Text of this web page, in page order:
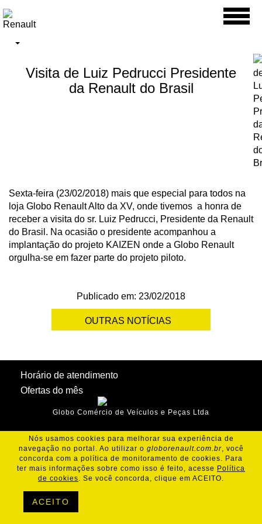
Visita de Luiz Pedrucci Presidente
da Renault do Brasil
Sexta-feira (23/02/2018) mais que especial para todos na
loja Globo Renault Alto da XV, onde tivemos a honra de
receber a visita do sr. Luiz Pedrucci, Presidente da Renault
do Brasil. Na ocasião o presidente acompanhou a
implantação do projeto KAIZEN onde a Globo Renault
orgulha-se em fazer parte do projeto piloto.
Publicado em: 23/02/2018
OUTRAS NOTÍCIAS
Horário de atendimento
Ofertas do mês
Globo Comércio de Veículos e Peças Ltda
Política de Cookies
Nós usamos cookies para melhorar sua experiência de
navegação no portal. Ao utilizar o globorenault.com.br, você
concorda com a política de monitoramento de cookies. Para
ter mais informações sobre como isso é feito, acesse Política
de cookies. Se você concorda, clique em ACEITO.
ACEITO